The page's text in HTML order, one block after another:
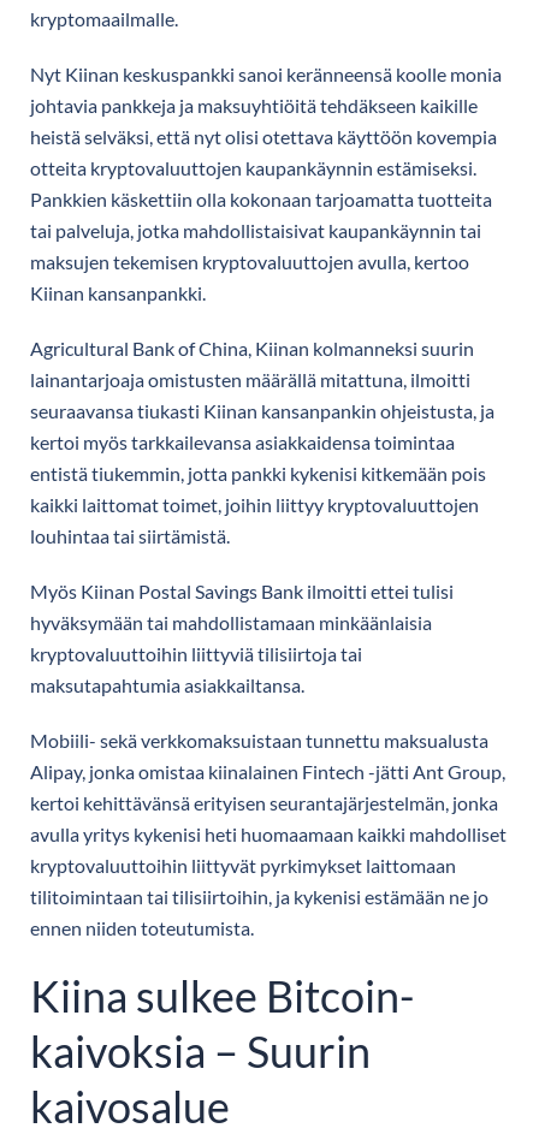
kryptomaailmalle.
Nyt Kiinan keskuspankki sanoi keränneensä koolle monia
johtavia pankkeja ja maksuyhtiöitä tehdäkseen kaikille
heistä selväksi, että nyt olisi otettava käyttöön kovempia
otteita kryptovaluuttojen kaupankäynnin estämiseksi.
Pankkien käskettiin olla kokonaan tarjoamatta tuotteita
tai palveluja, jotka mahdollistaisivat kaupankäynnin tai
maksujen tekemisen kryptovaluuttojen avulla, kertoo
Kiinan kansanpankki.
Agricultural Bank of China, Kiinan kolmanneksi suurin
lainantarjoaja omistusten määrällä mitattuna, ilmoitti
seuraavansa tiukasti Kiinan kansanpankin ohjeistusta, ja
kertoi myös tarkkailevansa asiakkaidensa toimintaa
entistä tiukemmin, jotta pankki kykenisi kitkemään pois
kaikki laittomat toimet, joihin liittyy kryptovaluuttojen
louhintaa tai siirtämistä.
Myös Kiinan Postal Savings Bank ilmoitti ettei tulisi
hyväksymään tai mahdollistamaan minkäänlaisia
kryptovaluuttoihin liittyviä tilisiirtoja tai
maksutapahtumia asiakkailtansa.
Mobiili- sekä verkkomaksuistaan tunnettu maksualusta
Alipay, jonka omistaa kiinalainen Fintech -jätti Ant Group,
kertoi kehittävänsä erityisen seurantajärjestelmän, jonka
avulla yritys kykenisi heti huomaamaan kaikki mahdolliset
kryptovaluuttoihin liittyvät pyrkimykset laittomaan
tilitoimintaan tai tilisiirtoihin, ja kykenisi estämään ne jo
ennen niiden toteutumista.
Kiina sulkee Bitcoin-
kaivoksia – Suurin
kaivosalue